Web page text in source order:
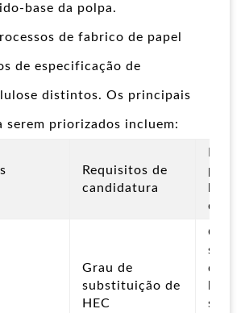
base da polpa.
de fabrico de papel
de especificação de
distintos. Os principais
serem priorizados incluem:
Requisitos de
candidatura
Grau de
substituição de
HEC
Grau